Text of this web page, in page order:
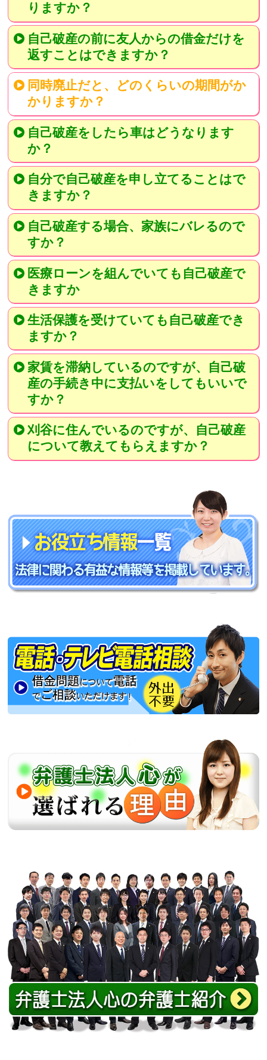
りますか？
自己破産の前に友人からの借金だけを
返すことはできますか？
同時廃止だと、どのくらいの期間がか
かりますか？
自己破産をしたら車はどうなります
か？
自分で自己破産を申し立てることはで
きますか？
自己破産する場合、家族にバレるので
すか？
医療ローンを組んでいても自己破産で
きますか
生活保護を受けていても自己破産でき
ますか？
家賃を滞納しているのですが、自己破
産の手続き中に支払いをしてもいいで
すか？
刈谷に住んでいるのですが、自己破産
について教えてもらえますか？